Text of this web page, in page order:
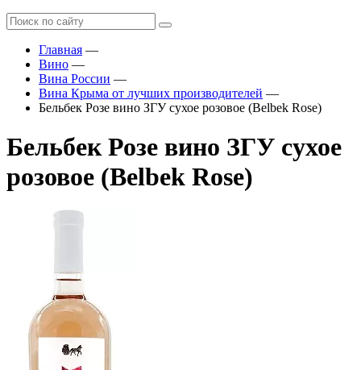
Главная —
Вино —
Вина России —
Вина Крыма от лучших производителей —
Бельбек Розе вино ЗГУ сухое розовое (Belbek Rose)
Бельбек Розе вино ЗГУ сухое
розовое (Belbek Rose)